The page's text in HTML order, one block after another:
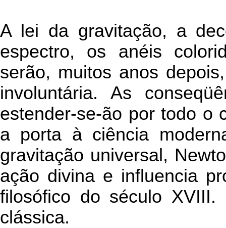
A lei da gravitação, a
espectro, os anéis
serão, muitos anos
involuntária. As
estender-se-ão por todo o
a porta à ciência
gravitação universal,
ação divina e influencia
filosófico do século
clássica.